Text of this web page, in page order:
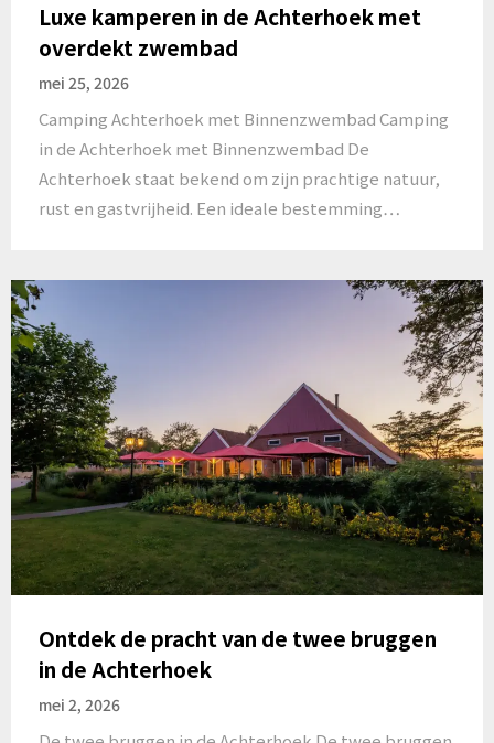
Luxe kamperen in de Achterhoek met
overdekt zwembad
mei 25, 2026
Camping Achterhoek met Binnenzwembad Camping
in de Achterhoek met Binnenzwembad De
Achterhoek staat bekend om zijn prachtige natuur,
rust en gastvrijheid. Een ideale bestemming…
Ontdek de pracht van de twee bruggen
in de Achterhoek
mei 2, 2026